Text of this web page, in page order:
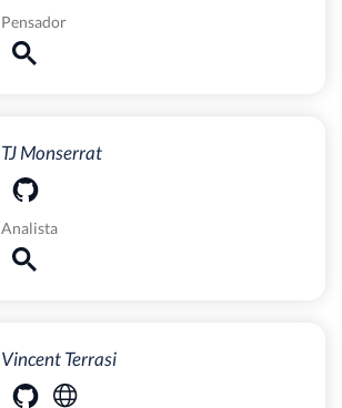
Pensador
TJ Monserrat
Analista
Vincent Terrasi